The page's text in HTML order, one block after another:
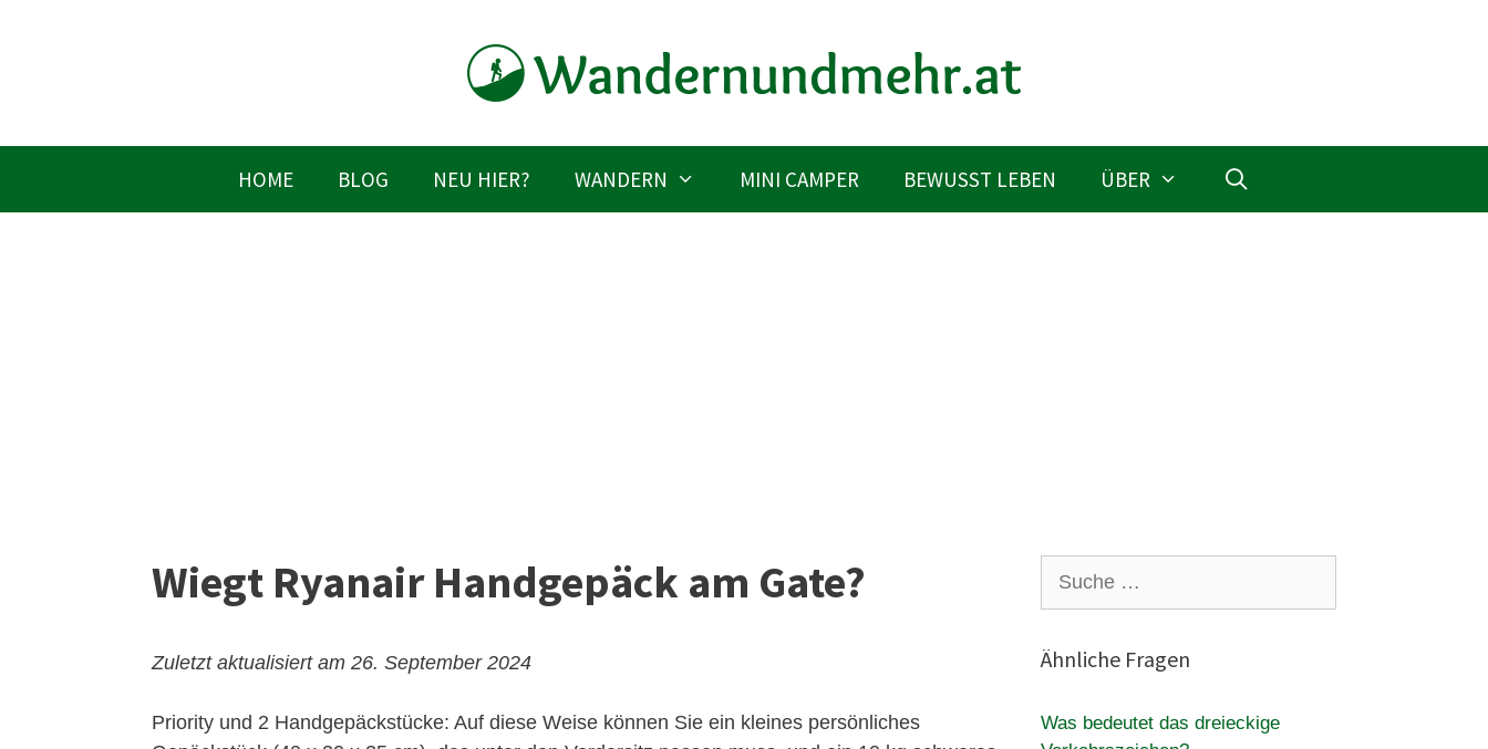
HOME BLOG NEU HIER? WANDERN MINI CAMPER BEWUSST LEBEN ÜBER
Wiegt Ryanair Handgepäck am Gate?
Zuletzt aktualisiert am 26. September 2024
Priority und 2 Handgepäckstücke: Auf diese Weise können Sie ein kleines persönliches
nach:
Ähnliche Fragen
Was bedeutet das dreieckige